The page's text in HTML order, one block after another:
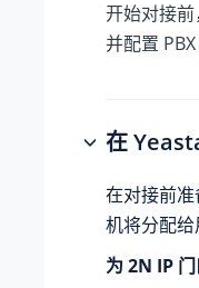
开始对接
并配置
在
在对接前
机将分配
为 2N IP